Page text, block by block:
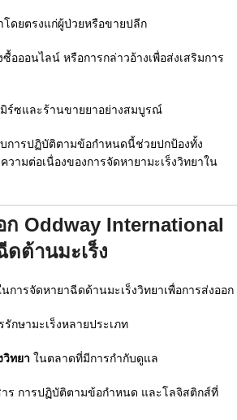
โดยตรงแก่ผู้ป่วยหรือขายปลีก
อออนไลน์ หรือการกล่าวอ้างเพื่อส่งเสริมการ
ร์ซและร้านขายยาอย่างสมบูรณ์
การปฏิบัติตามข้อกำหนดนี้ช่วยปกป้องทั้ง
วามต่อเนื่องของการจัดหายามะเร็งวิทยาใน
ก Oddway International
ดต้านมะเร็ง
ารจัดหายาฉีดด้านมะเร็งวิทยาเพื่อการส่งออก
กษามะเร็งหลายประเภท
วิทยา ในตลาดที่มีการกำกับดูแล
ร การปฏิบัติตามข้อกำหนด และโลจิสติกส์ที่